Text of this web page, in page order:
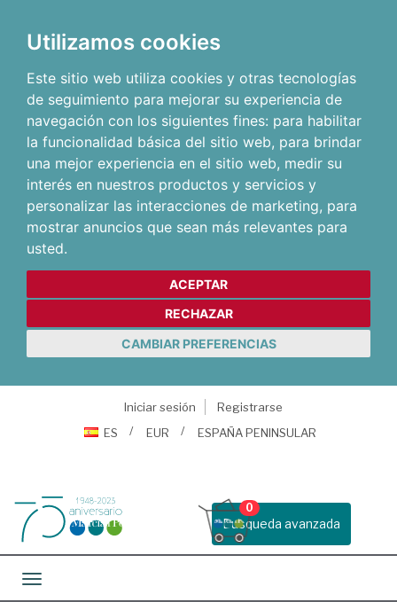
Utilizamos cookies
Este sitio web utiliza cookies y otras tecnologías
de seguimiento para mejorar su experiencia de
navegación con los siguientes fines: para habilitar
la funcionalidad básica del sitio web, para brindar
una mejor experiencia en el sitio web, medir su
interés en nuestros productos y servicios y
personalizar las interacciones de marketing, para
mostrar anuncios que sean más relevantes para
usted.
ACEPTAR
RECHAZAR
CAMBIAR PREFERENCIAS
Iniciar sesión
Registrarse
ES
EUR ESPAÑA PENINSULAR
Busqueda avanzada
0
Toggle navigation